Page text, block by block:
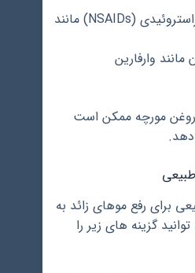
داروهای ضد التهاب غیراستروئیدی (NSAIDs) مانند
وارفارین
مورچه ممکن است
برای رفع موهای زائد به
گزینه های زیر را